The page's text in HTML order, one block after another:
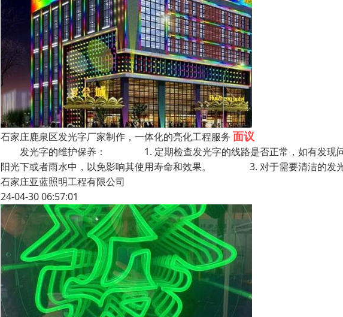
石家庄鹿泉区发光字厂家制作，一体化的亮化工程服务 面议
发光字的维护保养： 1. 定期检查发光字的线路是否正常，如有发
阳光下或者雨水中，以免影响其使用寿命和效果。 3. 对于需要清洁的发光
石家庄亚蓝照明工程有限公司
24-04-30 06:57:01